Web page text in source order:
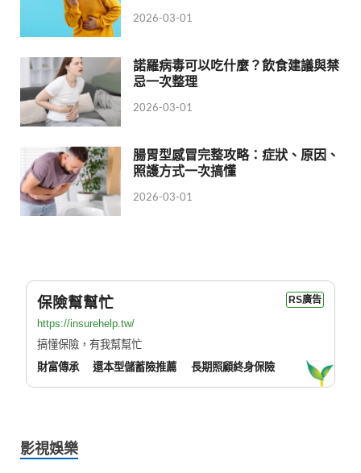
2026-03-01
諾羅病毒可以吃什麼？飲食建議與禁
忌一次整理
2026-03-01
腸胃型感冒完整攻略：症狀、原因、
照護方式一次搞懂
2026-03-01
保險幫幫忙 RS廣告
https://insurehelp.tw/
搞懂保險，有我幫幫忙
財富傳承
還本型儲蓄險推薦 長期照顧終身保險
影視娛樂